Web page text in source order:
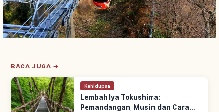
BACA JUGA →
Kehidupan
Lembah Iya Tokushima:
Pemandangan, Musim dan Cara